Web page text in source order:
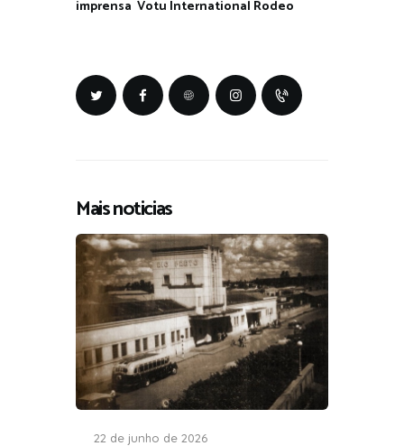
imprensa Votu International Rodeo
Mais noticias
22 de junho de 2026